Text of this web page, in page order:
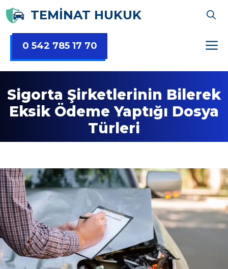
İçeriğe
atla
TEMİNAT HUKUK
0 542 785 17 70
Sigorta Şirketlerinin Bilerek
Eksik Ödeme Yaptığı Dosya
Türleri